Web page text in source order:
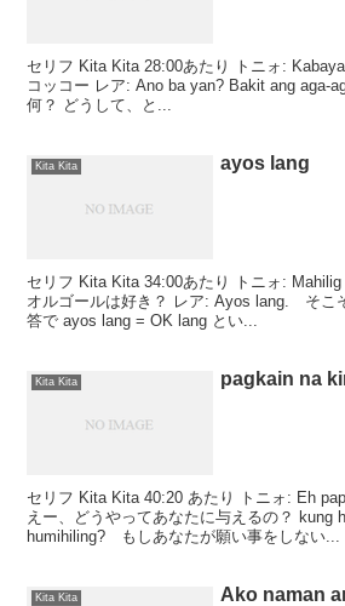
セリフ Kita Kita 28:00あたり トニォ:
コッコー レア: Ano ba yan? Bakit ang aga-
何？ どうして、と...
Kita Kita ayos lang
セリフ Kita Kita 34:00あたり トニォ:
オルゴールは好き？ レア: Ayos lang. そこ
答で ayos lang = OK lang とい...
Kita Kita pagkain na
セリフ Kita Kita 40:20 あたり トニォ: Eh
えー、どうやってあなたに与えるの？ kung
humihiling? もしあなたが願い事をしない...
Kita Kita
Ako naman